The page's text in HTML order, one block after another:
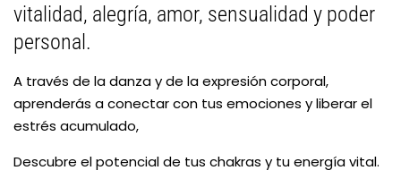
vitalidad, alegría, amor, sensualidad y poder
personal.
A través de la danza y de la expresión corporal,
aprenderás a conectar con tus emociones y liberar el
estrés acumulado,
Descubre el potencial de tus chakras y tu energía vital.